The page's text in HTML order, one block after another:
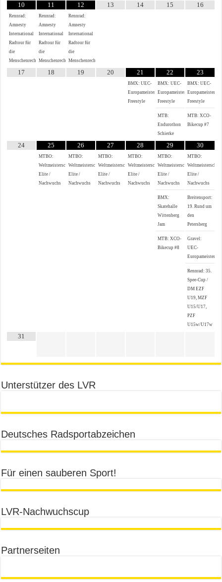
10
Rennrad:
Amnesty
International
Radtour für
die
Menschenrechte
11
Rennrad:
Amnesty
International
Radtour für
die
Menschenrechte
12
Rennrad:
Amnesty
International
Radtour für
die
Menschenrechte
13 14 15 16
17 18 19 20 21
BMX: UEC-
Europameisterschaft
Freestyle
22
BMX: UEC-
Europameisterschaft
Freestyle
MTB:
Endurothon
Schierke
23
BMX: UEC-
Freestyle
MTB: XCO-
Bikecup #7
24 25
MTBO:
Weltmeisterschaften
Elite /
Nachwuchs
26
MTBO:
Weltmeisterschaften
Elite /
Nachwuchs
27
MTBO:
Weltmeisterschaften
Elite /
Nachwuchs
28
MTBO:
Weltmeisterschaften
Elite /
Nachwuchs
29
MTBO:
Weltmeisterschaften
Elite /
Nachwuchs
BMX:
Skatehalle
Wittenberg
Jam
MTB: XCO-
Bikecup #8
30
MTBO:
Elite /
Nachwuchs
Breitensport:
19. Rund um
den
Petersberg
Gravel:
UEC-
Rennrad: 35.
Spee-Cup /
DM EZF
U19, MZF
U15/U17,
PZF
U15w/U17w
31
Unterstützer des LVR
Deutsches Radsportabzeichen
Für einen sauberen Sport!
LVR-Nachwuchscup
Partnerseiten